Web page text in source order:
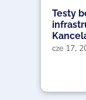
Testy
cze 17,